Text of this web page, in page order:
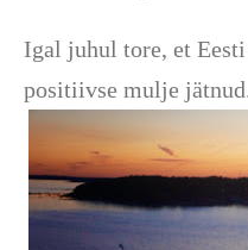
Igal juhul tore, et
positiivse mulje